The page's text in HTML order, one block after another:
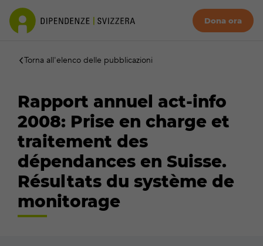
Dona ora
Torna all'elenco delle pubblicazioni
Rapport annuel act-info
2008: Prise en charge et
traitement des
dépendances en Suisse.
Résultats du système de
monitorage